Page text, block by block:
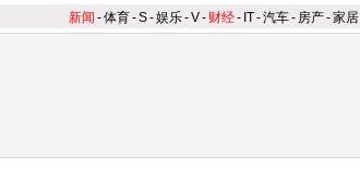
新闻 -体育-S-娱乐-V- 财经- IT-汽车- 房产-家居